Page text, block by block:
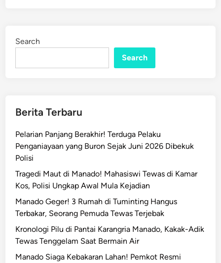
Search
Search
Berita Terbaru
Pelarian Panjang Berakhir! Terduga Pelaku
Penganiayaan yang Buron Sejak Juni 2026 Dibekuk
Polisi
Tragedi Maut di Manado! Mahasiswi Tewas di Kamar
Kos, Polisi Ungkap Awal Mula Kejadian
Manado Geger! 3 Rumah di Tuminting Hangus
Terbakar, Seorang Pemuda Tewas Terjebak
Kronologi Pilu di Pantai Karangria Manado, Kakak-Adik
Tewas Tenggelam Saat Bermain Air
Manado Siaga Kebakaran Lahan! Pemkot Resmi